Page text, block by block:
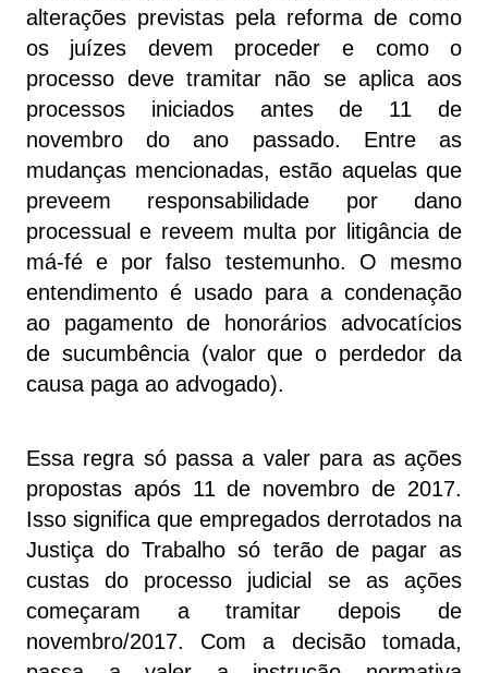
alterações previstas pela reforma de como
os juízes devem proceder e como o
processo deve tramitar não se aplica aos
processos iniciados antes de 11 de
novembro do ano passado. Entre as
mudanças mencionadas, estão aquelas que
preveem responsabilidade por dano
processual e reveem multa por litigância de
má-fé e por falso testemunho. O mesmo
entendimento é usado para a condenação
ao pagamento de honorários advocatícios
de sucumbência (valor que o perdedor da
causa paga ao advogado).
Essa regra só passa a valer para as ações
propostas após 11 de novembro de 2017.
Isso significa que empregados derrotados na
Justiça do Trabalho só terão de pagar as
custas do processo judicial se as ações
começaram a tramitar depois de
novembro/2017. Com a decisão tomada,